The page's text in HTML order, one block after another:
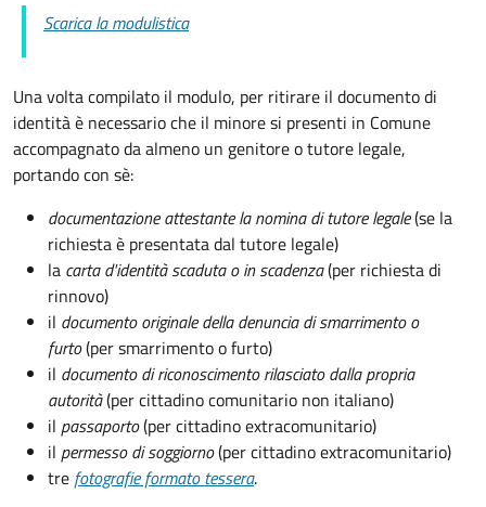
Scarica la modulistica
Una volta compilato il modulo, per ritirare il documento di
identità è necessario che il minore si presenti in Comune
accompagnato da almeno un genitore o tutore legale,
portando con sè:
documentazione attestante la nomina di tutore legale(se la
richiesta è presentata dal tutore legale)
la carta d'identità scaduta o in scadenza(per richiesta di
rinnovo)
il documento originale della denuncia di smarrimento o
furto(per smarrimento o furto)
il documento di riconoscimento rilasciato dalla propria
autorità(per cittadino comunitario non italiano)
il passaporto(per cittadino extracomunitario)
il permesso di soggiorno(per cittadino extracomunitario)
tre fotografie formato tessera.